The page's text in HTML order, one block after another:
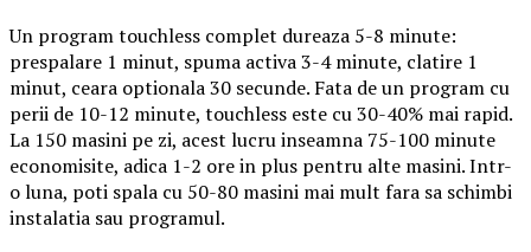
Un program touchless complet dureaza 5-8 minute:
prespalare 1 minut, spuma activa 3-4 minute, clatire 1
minut, ceara optionala 30 secunde. Fata de un program cu
perii de 10-12 minute, touchless este cu 30-40% mai rapid.
La 150 masini pe zi, acest lucru inseamna 75-100 minute
economisite, adica 1-2 ore in plus pentru alte masini. Intr-
o luna, poti spala cu 50-80 masini mai mult fara sa schimbi
instalatia sau programul.